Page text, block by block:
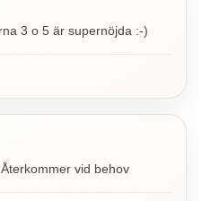
3 o 5 är supernöjda :-)
vid behov